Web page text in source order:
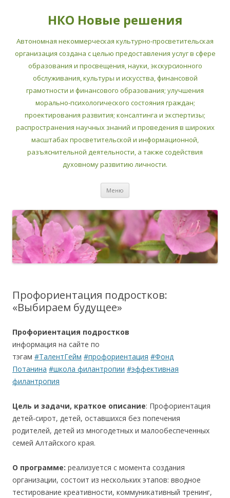
НКО Новые решения
Автономная некоммерческая культурно-просветительская
организация создана с целью предоставления услуг в сфере
образования и просвещения, науки, экскурсионного
обслуживания, культуры и искусства, финансовой
грамотности и финансового образования; улучшения
морально-психологического состояния граждан;
проектирования развития; консалтинга и экспертизы;
распространения научных знаний и проведения в широких
масштабах просветительской и информационной,
разъяснительной деятельности, а также содействия
духовному развитию личности.
Меню
Профориентация подростков:
«Выбираем будущее»
Профориентация подростков
информация на сайте по
тэгам #ТалентГейм #профориентация #Фонд
Потанина #школа филантропии #эффективная
филантропия
Цель и задачи, краткое описание: Профориентация
детей-сирот, детей, оставшихся без попечения
родителей, детей из многодетных и малообеспеченных
семей Алтайского края.
О программе: реализуется с момента создания
организации, состоит из нескольких этапов: вводное
тестирование креативности, коммуникативный тренинг,